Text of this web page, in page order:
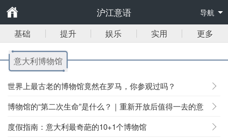
沪江意语 导航
基础 提升 娱乐 实用 更多
意大利博物馆
世界上最古老的博物馆竟然在罗马，你参观过吗？
博物馆的“第二次生命”是什么？｜重新开放后值得一去的意
大利博物馆
度假指南：意大利最奇葩的10+1个博物馆